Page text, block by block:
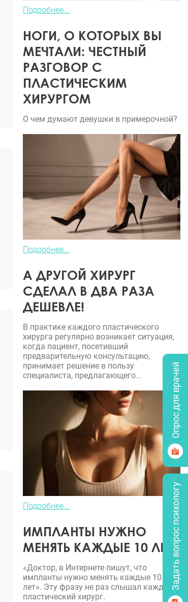
Подробнее...
НОГИ, О КОТОРЫХ ВЫ
МЕЧТАЛИ: ЧЕСТНЫЙ
РАЗГОВОР С
ПЛАСТИЧЕСКИМ
ХИРУРГОМ
О чем думают девушки в примерочной?
Подробнее...
А ДРУГОЙ ХИРУРГ
СДЕЛАЛ В ДВА РАЗА
ДЕШЕВЛЕ!
В практике каждого пластического
хирурга регулярно возникает ситуация,
когда пациент, посетивший
предварительную консультацию,
принимает решение в пользу
специалиста, предлагающего...
Подробнее...
ИМПЛАНТЫ НУЖНО
МЕНЯТЬ КАЖДЫЕ 10 ЛЕТ?
«Доктор, в Интернете пишут, что
импланты нужно менять каждые 10
лет». Эту фразу не раз слышал каждый
пластический хирург.
Опрос для врачей
Задать вопрос психологу